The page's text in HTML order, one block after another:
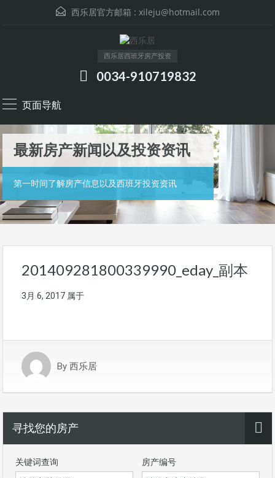
西乐居官方邮箱 : xileju@hotmail.com
西乐居西班牙房产投资
0034-910719832
页面导航
最新房产新闻以及投资资讯
第一时间了解房产信息以及西班牙投资资讯
201409281800339990_eday_副本
3月 6, 2017 属于
By 西乐居
寻找您的房产
关键词查询 房产编号